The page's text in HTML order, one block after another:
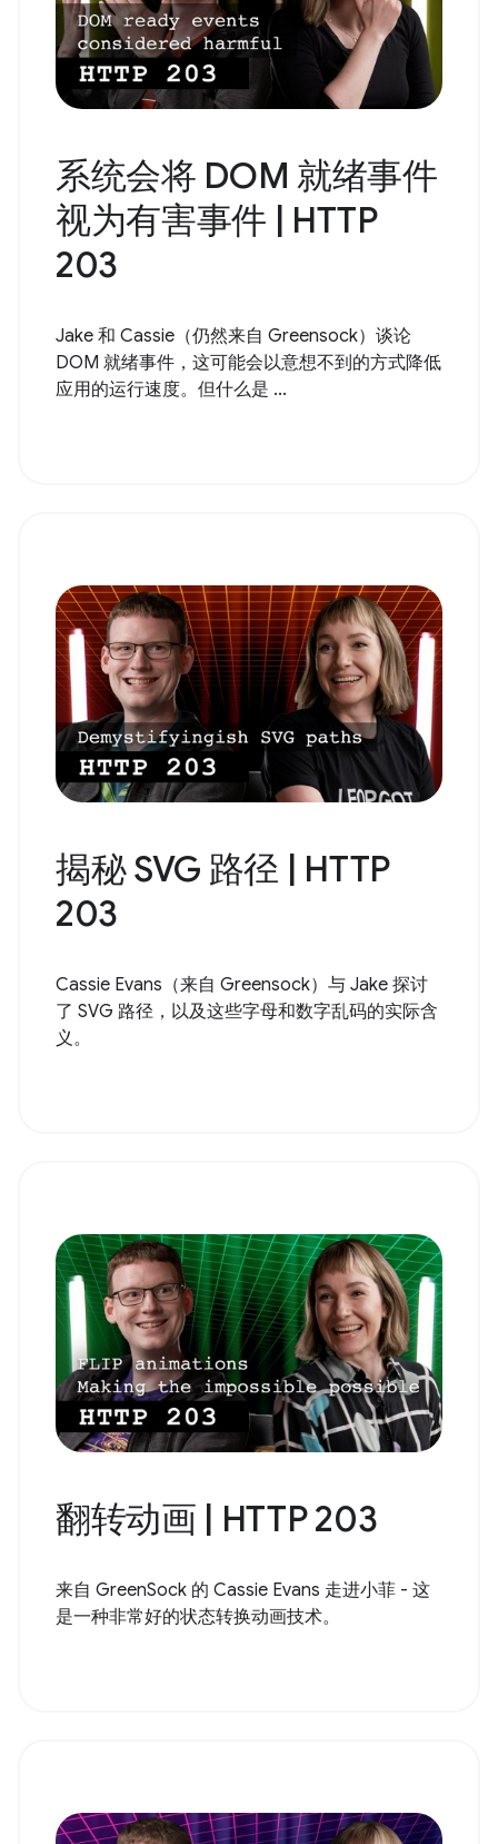
系统会将 DOM 就绪事件
视为有害事件 | HTTP
203
Jake 和 Cassie（仍然来自 Greensock）谈论
DOM 就绪事件，这可能会以意想不到的方式降低
应用的运行速度。但什么是 ...
揭秘 SVG 路径 | HTTP
203
Cassie Evans（来自 Greensock）与 Jake 探讨
了 SVG 路径，以及这些字母和数字乱码的实际含
义。
翻转动画 | HTTP 203
来自 GreenSock 的 Cassie Evans 走进小菲 - 这
是一种非常好的状态转换动画技术。